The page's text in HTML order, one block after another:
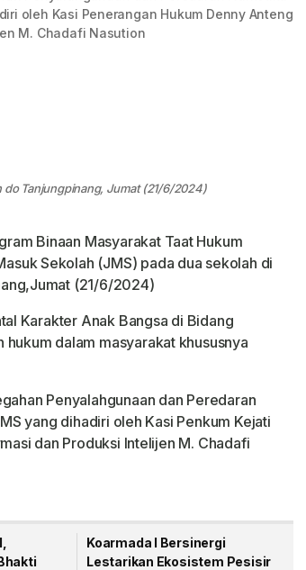
oleh Kasi Penerangan Hukum Denny Anteng
M. Chadafi Nasution
do Tanjungpinang, Jumat (21/6/2024)
Binaan Masyarakat Taat Hukum
Sekolah (JMS) pada dua sekolah di
(21/6/2024)
Karakter Anak Bangsa di Bidang
dalam masyarakat khususnya
Penyalahgunaan dan Peredaran
yang dihadiri oleh Kasi Penkum Kejati
dan Produksi Intelijen M. Chadafi
Koarmada I Bersinergi
Lestarikan Ekosistem Pesisir